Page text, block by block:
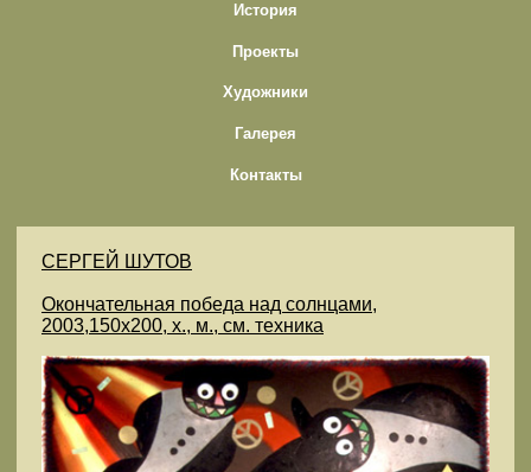
История
Проекты
Художники
Галерея
Контакты
CЕРГЕЙ ШУТОВ
Окончательная победа над солнцами,
2003,150х200, х., м., см. техника